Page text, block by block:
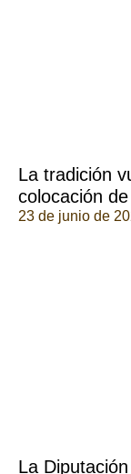
La tradición
colocación
23 de junio de
La